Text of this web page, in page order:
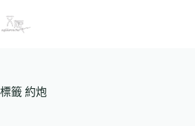
至
容
標籤 約炮